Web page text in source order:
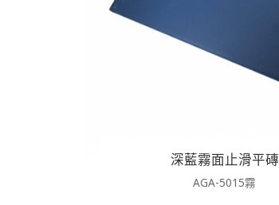
深藍霧面止滑平磚
AGA-5015霧